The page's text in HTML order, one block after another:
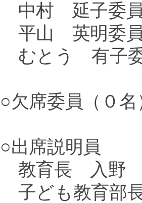
中村 延子委員
平山 英明委員
むとう 有子
○欠席委員（０名
○出席説明員
教育長 入野
子ども教育部